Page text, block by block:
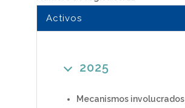
Activos
2025
Mecanismos